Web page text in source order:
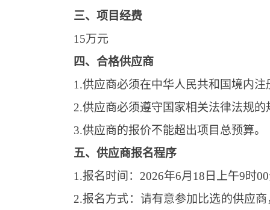
三、项目经费
15万元
四、合格供应商
1.供应商必须在中华人民共和国境内
2.供应商必须遵守国家相关法律法规
3.供应商的报价不能超出项目总预算。
五、供应商报名程序
1.报名时间：2026年6月18日上午9时
2.报名方式：请有意参加比选的供应